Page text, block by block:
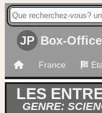
JP Box-Office
France
LES
GENRE: